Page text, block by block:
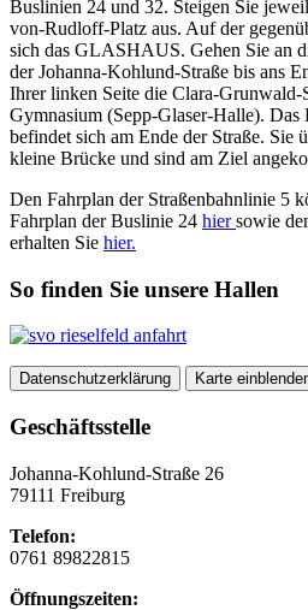
Buslinien 24 und 32. Steigen Sie
von-Rudloff-Platz aus. Auf der
sich das GLASHAUS. Gehen Sie an
der Johanna-Kohlund-Straße bis ans
Ihrer linken Seite die Clara-Grunwald-
Gymnasium (Sepp-Glaser-Halle). Das
befindet sich am Ende der Straße. Sie
kleine Brücke und sind am Ziel
Den Fahrplan der Straßenbahnlinie 5
Fahrplan der Buslinie 24 hiersowie
erhalten Sie hier.
So finden Sie unsere Hallen
Datenschutzerklärung Karte
Geschäftsstelle
Johanna-Kohlund-Straße 26
79111 Freiburg
Telefon:
0761 89822815
Öffnungszeiten: